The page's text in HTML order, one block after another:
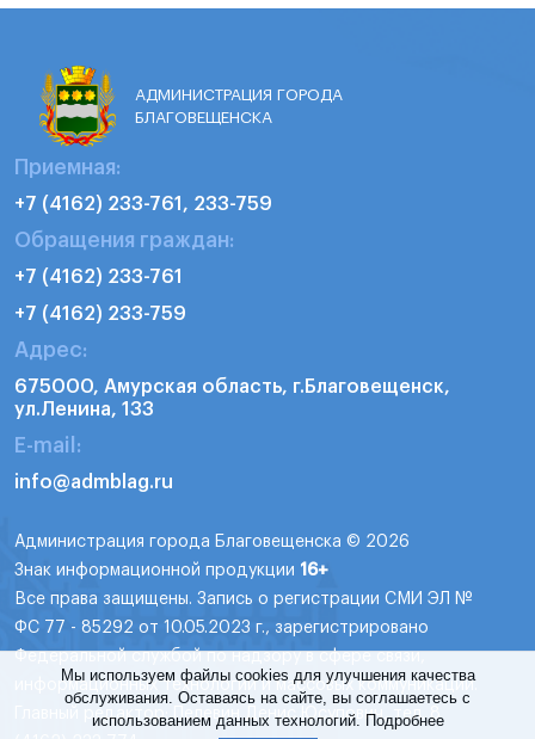
АДМИНИСТРАЦИЯ ГОРОДА
БЛАГОВЕЩЕНСКА
Приемная:
+7 (4162) 233-761, 233-759
Обращения граждан:
+7 (4162) 233-761
+7 (4162) 233-759
Адрес:
675000, Амурская область, г.Благовещенск,
ул.Ленина, 133
E-mail:
info@admblag.ru
Администрация города Благовещенска © 2026
Знак информационной продукции 16+
Все права защищены. Запись о регистрации СМИ ЭЛ №
ФС 77 - 85292 от 10.05.2023 г., зарегистрировано
Федеральной службой по надзору в сфере связи,
информационных технологий и массовых коммуникаций.
Главный редактор: Пелевин Денис Юсупович, тел. 8
Мы используем файлы cookies для улучшения качества
обслуживания. Оставаясь на сайте, вы соглашаетесь с
использованием данных технологий. Подробнее